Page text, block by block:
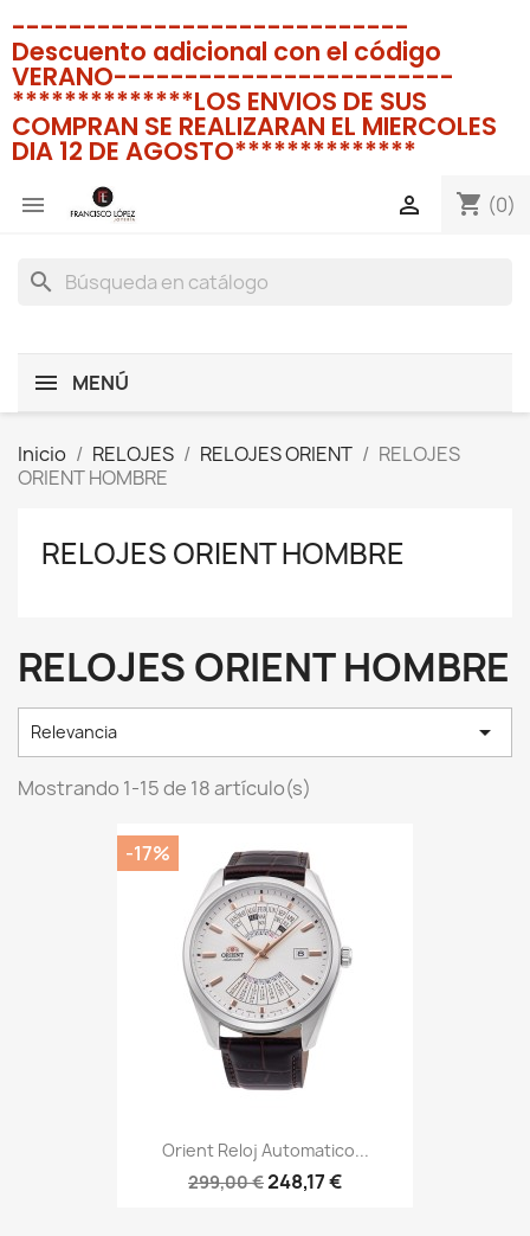
----------------------------
Descuento adicional con el código
VERANO------------------------
**************LOS ENVIOS DE SUS
COMPRAN SE REALIZARAN EL MIERCOLES
DIA 12 DE AGOSTO**************
 shopping_cart (0)

search
MENÚ
Inicio RELOJES RELOJES ORIENT
RELOJES
ORIENT HOMBRE
RELOJES ORIENT HOMBRE
RELOJES ORIENT HOMBRE
Relevancia 
Mostrando 1-15 de 18 artículo(s)
Orient Reloj Automatico...
299,00 €248,17 €
-17%